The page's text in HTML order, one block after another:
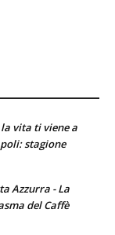
vita ti viene a
stagione
Azzurra - La
del Caffè